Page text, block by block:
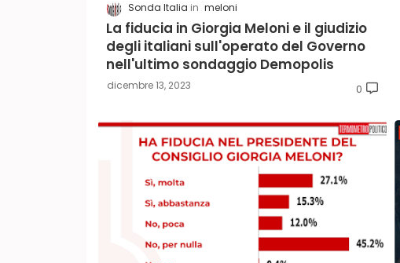
Sonda Italia meloni
La fiducia in Giorgia Meloni e il giudizio
degli italiani sull'operato del Governo
nell'ultimo sondaggio Demopolis
dicembre 13, 2023 0